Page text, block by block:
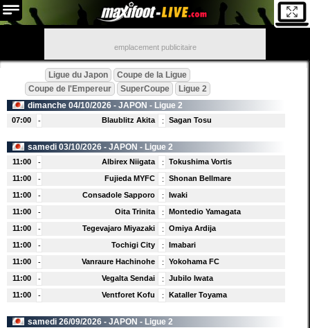
emplacement publicitaire
Ligue du Japon
Coupe de la Ligue
Coupe de l'Empereur
SuperCoupe
Ligue 2
dimanche 04/10/2026 - JAPON - Ligue 2
07:00 - Blaublitz Akita : Sagan Tosu
samedi 03/10/2026 - JAPON - Ligue 2
11:00 - Albirex Niigata :
Tokushima Vortis
11:00
- Fujieda MYFC :
Shonan Bellmare
11:00
- Consadole Sapporo :
Iwaki
11:00
- Oita Trinita :
Montedio Yamagata
11:00
- Tegevajaro Miyazaki :
Omiya Ardija
11:00
- Tochigi City :
Imabari
11:00
- Vanraure Hachinohe :
Yokohama FC
11:00
- Vegalta Sendai :
Jubilo Iwata
11:00
- Ventforet Kofu : Kataller Toyama
samedi 26/09/2026 - JAPON - Ligue 2